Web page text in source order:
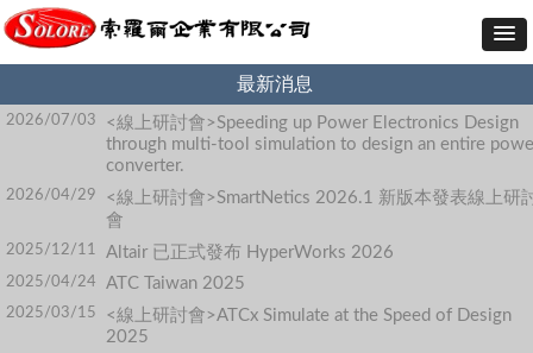
最新消息
2026/07/03
<線上研討會>Speeding up Power Electronics Design
through multi-tool simulation to design an entire
converter.
2026/04/29
<線上研討會>SmartNetics 2026.1 新版本發表線上研
會
2025/12/11 Altair 已正式發布 HyperWorks 2026
2025/04/24 ATC Taiwan 2025
2025/03/15
<線上研討會>ATCx Simulate at the Speed of Design
2025